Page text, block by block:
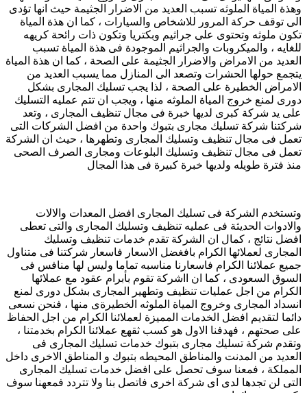
وهذة المياة الملوثه تسبب العديد من الاضرار الجثيمة حيث انها تؤدى
الى توقف حركة المرور للاشخاص والسيارات ، كما ان هذة المياة
تكون ملوثه وتحتوى على جراثيم وبكتريا وتكون ذات رائحة كريهه
للغايه ، والميكروبات والجراثيم الموجودة فى هذة المياة تسبب
العديد من الامراض والاضرار الجثيمة على الصحة ، كما ان هذة المياة
يتجمع حولها الحشرات وتصعد الى المنازل مما يسبب العديد من
الامراض الخطيرة على الصحة ، لذا يجب تسليك المجارى بشكل
دورى لمنع خروج المياة الملوثه منها ، ويجب ان تتم عمليه التسليك
على يد شركة كبرى لديها خبرة فى مجال تنظيف المجارى ، وتعد
شركتنا شركة تسليك مجارى بتبوك واحدة من افضل الشركات التى
تعمل فى مجال تنظيف وتسليك المجارى وتطهرها ، حيث ان الشركة
تعمل فى مجال تنظيف وتسليك البلوعات ومجارى الصرف الصحى
منذ فترة طويله ولديها خبرة كبيرة فى هذا المجال
وتستخدم الشركة فى تسليك المجارى افضل المعدات والالات
والادوات الحديثة فى عمليه تنظيف وتسليك المجارى والتى تعطى
افضل نتائج ، كمال ان الشركة تقدم خدمات تنظيف وتسليك
المجارى لعملائها الكرام بافغضل الاسعار فاسعار شركتنا فى متناول
جميع عملائنا الكرام فاسعارنا مناسبه تماما وليس لها منافس فى
السوق السعودى ، كما ان ااشركة تقوم بأبرام عقود مع عملائها
الكرام من اجل عمليات تنظيف وتطهير المجارى بشكل دورى لمنع
انسداد المجارى وخروج المياة الملوثه الخطيرةى منها ، فنحن نسعى
دائما لتقديم افضل الخدمات المميزة لعملائنا الكرام من اجل الحفاظ
على صحتهم ، فهدفنا الاول هو كسب ثقهع عملائنا الكرام بخدمتنا ،
وتقدم شركة تسليك مجارى بتبوك خدمات تسليك المجارى فى
العديد من المدنت والمناطق المحيطه بتبوك و المناطق الاخرى داخل
المملكة ، فمعنا سوف تحصل على افضل خدمات تسليك المجارى
التى لن تجدها لدى اى شركة اخرى فاتصل بنا ولا تتردد فمعهنا سوف